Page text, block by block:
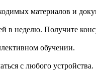
материалов и
в неделю. Получите
обучении.
с любого устройства.